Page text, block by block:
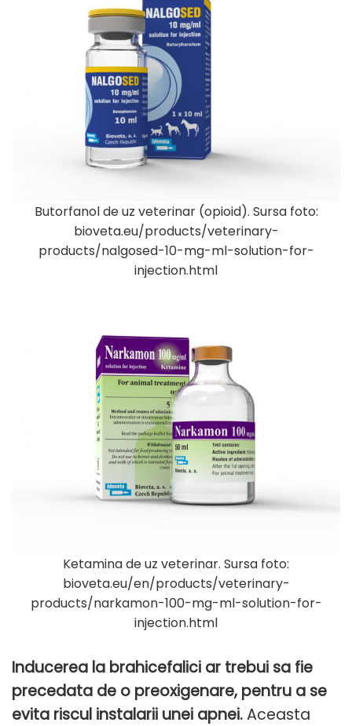
Butorfanol de uz veterinar (opioid). Sursa foto:
bioveta.eu/products/veterinary-
products/nalgosed-10-mg-ml-solution-for-
injection.html
Ketamina de uz veterinar. Sursa foto:
bioveta.eu/en/products/veterinary-
products/narkamon-100-mg-ml-solution-for-
injection.html
Inducerea la brahicefalici ar trebui sa fie
precedata de o preoxigenare, pentru a se
evita riscul instalarii unei apnei.Aceasta